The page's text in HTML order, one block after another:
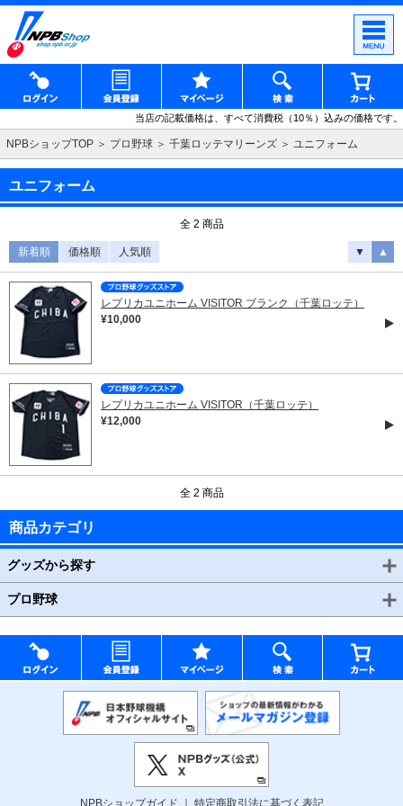
当店の記載価格は、すべて消費税（10％）込みの価格です。
NPBショップTOP プロ野球 千葉ロッテマリーンズ ユニフォーム
ユニフォーム
全 2 商品
新着順 価格順 人気順 ▼ ▲
レプリカユニホーム VISITOR ブランク（千葉ロッテ）
¥10,000
レプリカユニホーム VISITOR（千葉ロッテ）
¥12,000
全 2 商品
商品カテゴリ
グッズから探す
プロ野球
NPBショップガイド 特定商取引法に基づく表記